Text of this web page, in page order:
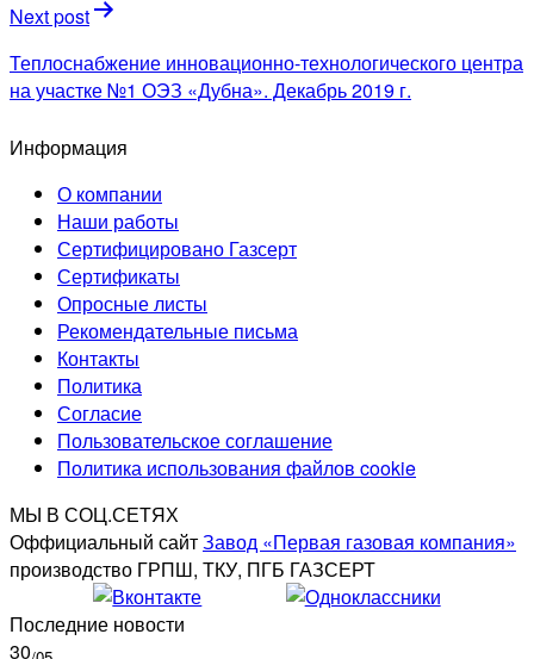
Next post
Теплоснабжение инновационно-технологического центра
на участке №1 ОЭЗ «Дубна». Декабрь 2019 г.
Информация
О компании
Наши работы
Сертифицировано Газсерт
Сертификаты
Опросные листы
Рекомендательные письма
Контакты
Политика
Согласие
Пользовательское соглашение
Политика использования файлов cookie
МЫ В СОЦ.СЕТЯХ
Оффициальный сайтЗавод «Первая газовая компания»
производство ГРПШ, ТКУ, ПГБ ГАЗСЕРТ
Последние новости
30